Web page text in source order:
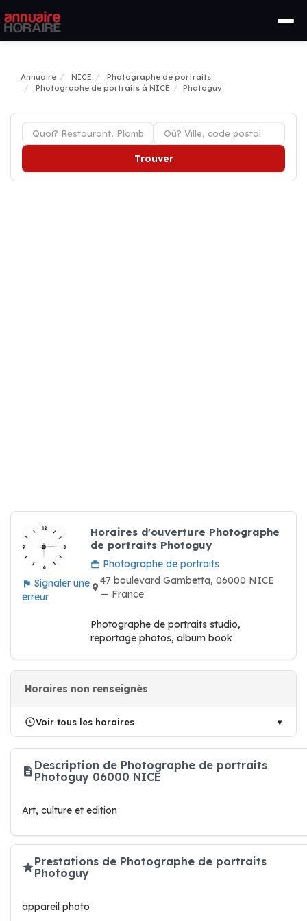
Annuaire NICE
Photographe de portraits
Photographe de portraits à NICE
Photoguy
Trouver
Signaler une
erreur
Horaires d'ouverture Photographe
de portraits Photoguy
Photographe de portraits
47 boulevard Gambetta, 06000 NICE
— France
Photographe de portraits studio,
reportage photos, album book
Horaires non renseignés
Voir tous les horaires
Description de Photographe de portraits
Photoguy 06000 NICE
Art, culture et edition
Prestations de Photographe de portraits
Photoguy
appareil photo